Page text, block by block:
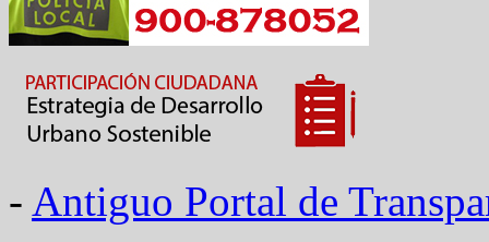
- Antiguo Portal de